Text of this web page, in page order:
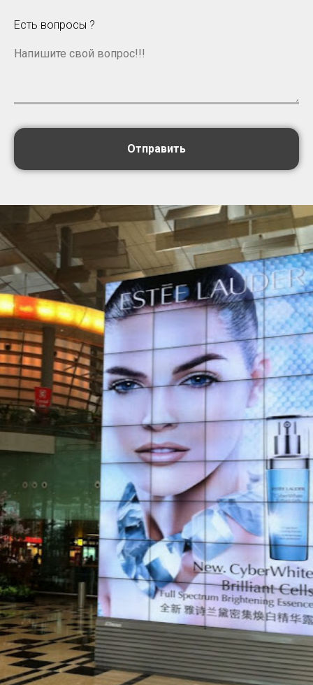
Есть вопросы ?
Напишите свой вопрос!!!
Отправить